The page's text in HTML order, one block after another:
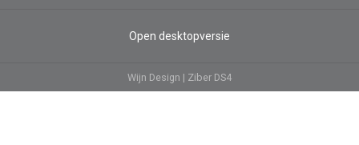
Open desktopversie
Wijn Design | Ziber DS4